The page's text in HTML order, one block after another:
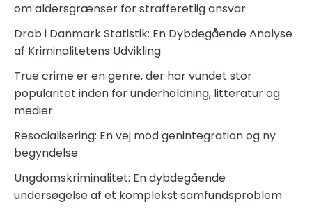
om aldersgrænser for strafferetlig ansvar
Drab i Danmark Statistik: En Dybdegående Analyse
af Kriminalitetens Udvikling
True crime er en genre, der har vundet stor
popularitet inden for underholdning, litteratur og
medier
Resocialisering: En vej mod genintegration og ny
begyndelse
Ungdomskriminalitet: En dybdegående
undersøgelse af et komplekst samfundsproblem